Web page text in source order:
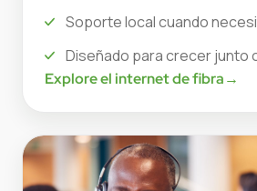
Soporte local cuando
Diseñado para crecer junto
Explore el internet de fibra→